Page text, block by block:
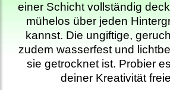
einer Schicht vollständig
mühelos über jeden
kannst. Die ungiftige,
zudem wasserfest und
sie getrocknet ist. Probier
deiner Kreativität